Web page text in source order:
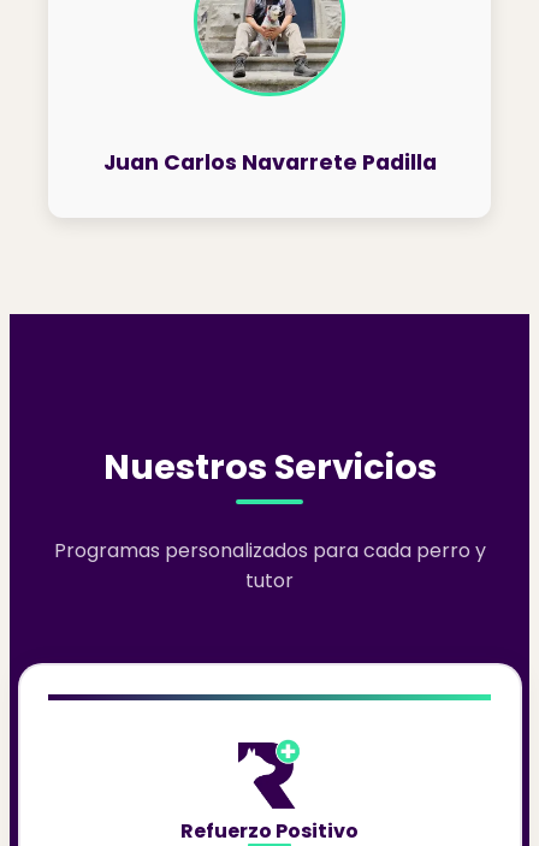
Juan Carlos Navarrete Padilla
Nuestros Servicios
Programas personalizados para cada perro y
tutor
Refuerzo Positivo